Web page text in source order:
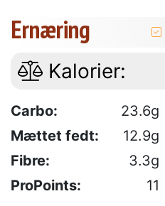
Ernæring
Kalorier:
Carbo: 23.6g
Mættet fedt:
12.9g
Fibre:
3.3g
ProPoints:
11